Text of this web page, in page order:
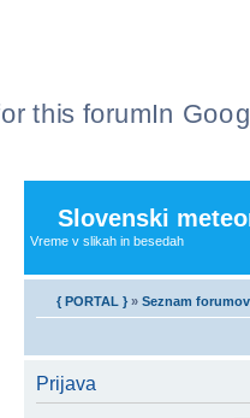
this forumIn
Slovenski
Vreme v slikah in besedah
{ PORTAL } » Seznam forumov
Prijava